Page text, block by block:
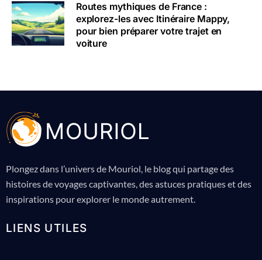
Routes mythiques de France :
explorez-les avec Itinéraire Mappy,
pour bien préparer votre trajet en
voiture
Plongez dans l’univers de Mouriol, le blog qui partage des
histoires de voyages captivantes, des astuces pratiques et des
inspirations pour explorer le monde autrement.
LIENS UTILES